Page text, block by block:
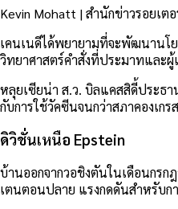
Kevin Mohatt | สำนักข่าวรอยเตอ
เคนเนดีได้พยายามที่จะพัฒนานโ
วิทยาศาสตร์คำสั่งที่ประมาทและ
หลุยเซียน่า ส.ว. บิลแคสสิดี้ประธา
กับการใช้วัคซีนจนกว่าสภาคองเก
ดิวิชั่นเหนือ Epstein
บ้านออกจากวอชิงตันในเดือนกร
เตนตอนปลาย แรงกดดันสำหรับก